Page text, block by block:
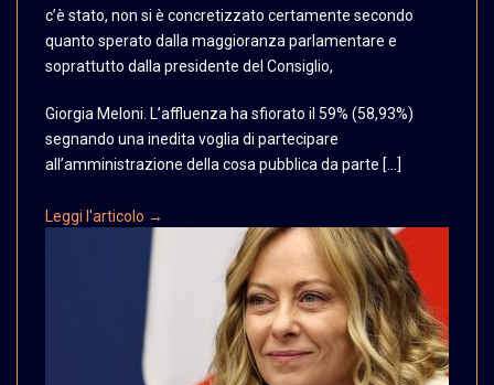
c’è stato, non si è concretizzato certamente secondo
quanto sperato dalla maggioranza parlamentare e
soprattutto dalla presidente del Consiglio,
Giorgia Meloni. L’affluenza ha sfiorato il 59% (58,93%)
segnando una inedita voglia di partecipare
all’amministrazione della cosa pubblica da parte […]
Leggi l'articolo →